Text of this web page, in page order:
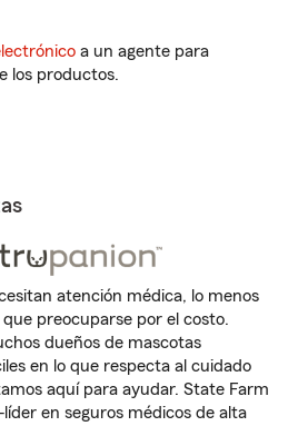
a un agente para
los productos.
atención médica, lo menos
preocuparse por el costo.
dueños de mascotas
en lo que respecta al cuidado
aquí para ayudar. State Farm
en seguros médicos de alta